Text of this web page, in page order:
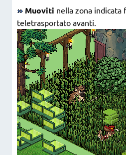
Muoviti nella zona indicata
teletrasportato avanti.